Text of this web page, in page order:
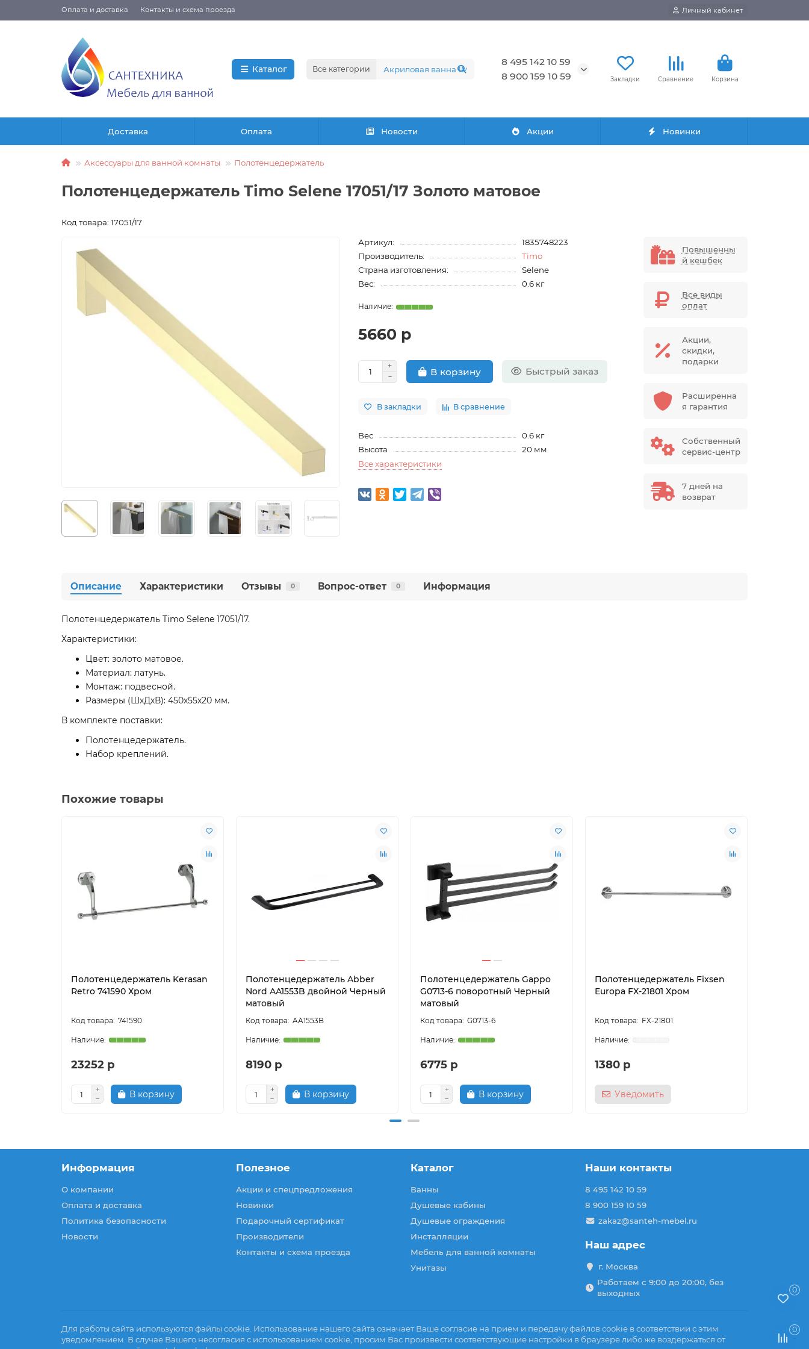
Оплата и доставка Контакты и схема проезда Личный кабинет
Каталог Все категории
8 495 142 10 59
8 900 159 10 59
Закладки Сравнение Корзина
Доставка Оплата Новости Акции Новинки
Аксессуары для ванной комнаты Полотенцедержатель
Полотенцедержатель Timo Selene 17051/17 Золото матовое
Код товара: 17051/17
Артикул:
1835748223
Производитель:
Timo
Страна изготовления:
Selene
Вес:
0.6 кг
5660 р
В корзину Быстрый заказ
В закладки В сравнение
Вес
0.6 кг
Высота
20 мм
Все характеристики
Повышенны
й кешбек
Все виды
оплат
Акции,
скидки,
подарки
Расширенна
я гарантия
Собственный
сервис-центр
7 дней на
возврат
Описание Характеристики Отзывы 0 Вопрос-ответ 0 Информация
Полотенцедержатель Timo Selene 17051/17.
Характеристики:
Цвет: золото матовое.
Материал: латунь.
Монтаж: подвесной.
Размеры (ШхДхВ): 450х55х20 мм.
В комплекте поставки:
Полотенцедержатель.
Набор креплений.
Похожие товары
Полотенцедержатель Kerasan
Retro 741590 Хром
741590
23252 р
В корзину
Полотенцедержатель Abber
Nord AA1553B двойной Черный
матовый
AA1553B
8190 р
В корзину
Полотенцедержатель Gappo
G0713-6 поворотный Черный
матовый
G0713-6
6775 р
В корзину
Полотенцедержатель Fixsen
Europa FX-21801 Хром
FX-21801
1380 р
Уведомить
Информация
О компании
Оплата и доставка
Политика безопасности
Новости
Полезное
Акции и спецпредложения
Новинки
Подарочный сертификат
Производители
Контакты и схема проезда
Каталог
Ванны
Душевые кабины
Душевые ограждения
Инсталляции
Мебель для ванной комнаты
Унитазы
Наши контакты
8 495 142 10 59
8 900 159 10 59
zakaz@santeh-mebel.ru
Наш адрес
г. Москва
Работаем с 9:00 до 20:00, без
выходных
Для работы сайта используются файлы cookie. Использование нашего сайта означает Ваше согласие на прием и передачу файлов cookie в соответствии с этим
уведомлением. В случае Вашего несогласия с использованием cookie, просим Вас произвести соответствующие настройки в браузере либо же воздержаться от
0
0